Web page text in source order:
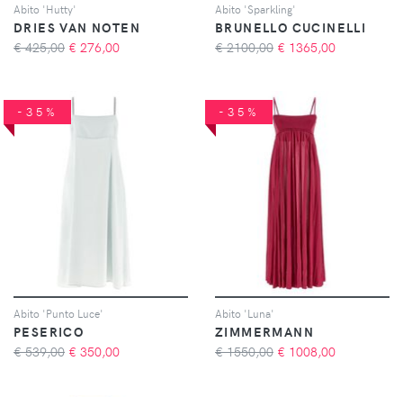
Abito 'Hutty'
DRIES VAN NOTEN
€ 425,00 € 276,00
Abito 'Sparkling'
BRUNELLO CUCINELLI
€ 2100,00 € 1365,00
-35%
Abito 'Punto Luce'
PESERICO
€ 539,00 € 350,00
-35%
Abito 'Luna'
ZIMMERMANN
€ 1550,00 € 1008,00